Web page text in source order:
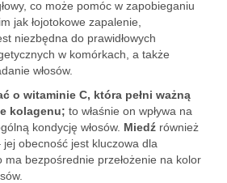
co może pomóc w zapobieganiu
jak łojotokowe zapalenie,
niezbędna do prawidłowych
w komórkach, a także
włosów.
o witaminie C, która pełni ważną
kolagenu; to właśnie on wpływa na
kondycję włosów. Miedź również
jej obecność jest kluczowa dla
ma bezpośrednie przełożenie na kolor